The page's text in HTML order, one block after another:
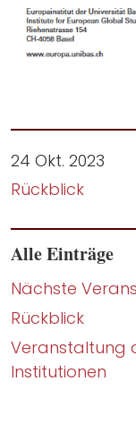
24 Okt. 2023
Rückblick
Alle Einträge
Nächste
Rückblick
Veranstaltung
Institutionen